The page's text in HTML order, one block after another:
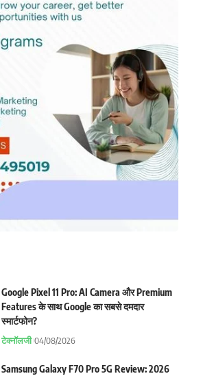
Google Pixel 11 Pro: AI Camera और Premium
Features के साथ Google का सबसे दमदार
स्मार्टफोन?
टेक्नॉलजी 04/08/2026
Samsung Galaxy F70 Pro 5G Review: 2026